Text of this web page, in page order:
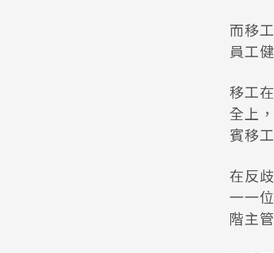
而移
員工
移工
全上
賓移
在反
一一
階主